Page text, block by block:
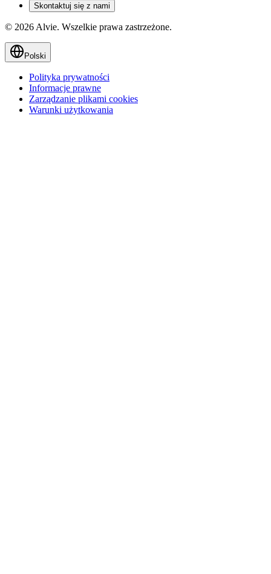
Skontaktuj się z nami
© 2026 Alvie. Wszelkie prawa zastrzeżone.
Polski
Polityka prywatności
Informacje prawne
Zarządzanie plikami cookies
Warunki użytkowania